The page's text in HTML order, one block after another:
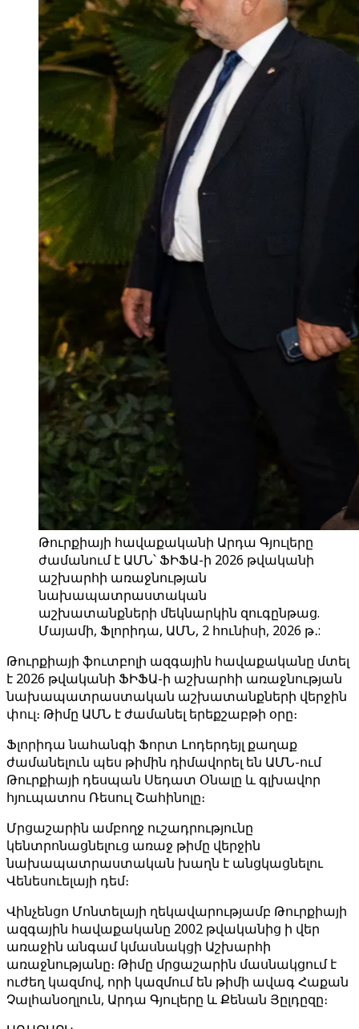
Թուրքիայի հավաքականի Արդա Գյուլերը
ժամանում է ԱՄՆ՝ ՖԻՖԱ-ի 2026 թվականի
աշխարհի առաջնության
նախապատրաստական
աշխատանքների մեկնարկին զուգընթաց.
Մայամի, Ֆլորիդա, ԱՄՆ, 2 հունիսի, 2026 թ․:
Թուրքիայի ֆուտբոլի ազգային հավաքականը մտել
է 2026 թվականի ՖԻՖԱ-ի աշխարհի առաջնության
նախապատրաստական ​​աշխատանքների վերջին
փուլ։ Թիմը ԱՄՆ է ժամանել երեքշաբթի օրը։
Ֆլորիդա նահանգի Ֆորտ Լոդերդեյլ քաղաք
ժամանելուն պես թիմին դիմավորել են ԱՄՆ-ում
Թուրքիայի դեսպան Սեդատ Օնալը և գլխավոր
հյուպատոս Ռեսուլ Շահինոլը։
Մրցաշարին ամբողջ ուշադրությունը
կենտրոնացնելուց առաջ թիմը վերջին
նախապատրաստական ​​խաղն է անցկացնելու
Վենեսուելայի դեմ։
Վինչենցո Մոնտելայի ղեկավարությամբ Թուրքիայի
ազգային հավաքականը 2002 թվականից ի վեր
առաջին անգամ կմասնակցի Աշխարհի
առաջնությանը։ Թիմը մրցաշարին մասնակցում է
ուժեղ կազմով, որի կազմում են թիմի ավագ Հաքան
Չալհանօղլուն, Արդա Գյուլերը և Քենան Յըլդըզը։